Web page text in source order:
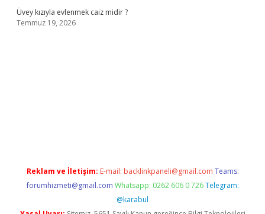
Üvey kızıyla evlenmek caiz midir ?
Temmuz 19, 2026
Reklam ve İletişim: E-mail: backlinkpaneli@gmail.com Teams:
forumhizmeti@gmail.com Whatsapp: 0262 606 0 726 Telegram:
@karabul